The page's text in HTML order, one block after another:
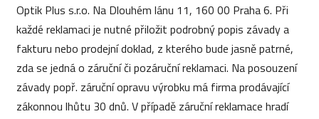
Optik Plus s.r.o. Na Dlouhém lánu 11, 160 00 Praha 6. Při
každé reklamaci je nutné přiložit podrobný popis závady a
fakturu nebo prodejní doklad, z kterého bude jasně patrné,
zda se jedná o záruční či pozáruční reklamaci. Na posouzení
závady popř. záruční opravu výrobku má firma prodávající
zákonnou lhůtu 30 dnů. V případě záruční reklamace hradí